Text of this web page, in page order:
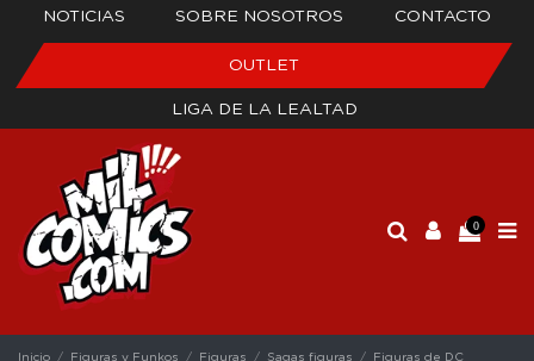
NOTICIAS SOBRE NOSOTROS CONTACTO
OUTLET
LIGA DE LA LEALTAD
0
Inicio Figuras y Funkos Figuras Sagas figuras
Figuras de DC